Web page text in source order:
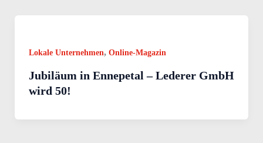
Lokale Unternehmen, Online-Magazin
Jubiläum in Ennepetal – Lederer GmbH
wird 50!